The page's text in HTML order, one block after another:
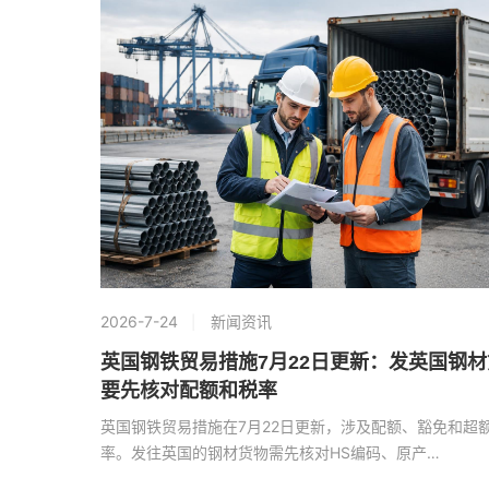
2026-7-24 新闻资讯
英国钢铁贸易措施7月22日更新：发英国钢
要先核对配额和税率
英国钢铁贸易措施在7月22日更新，涉及配额、豁免和超
率。发往英国的钢材货物需先核对HS编码、原产…